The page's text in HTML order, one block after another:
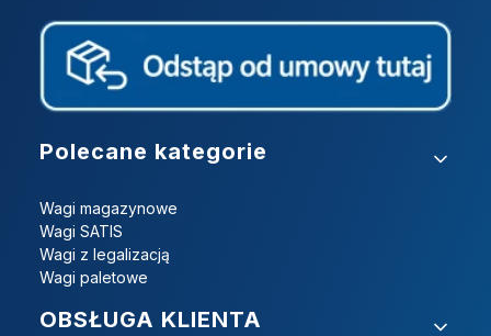
Linki w stopce
Polecane kategorie
Wagi magazynowe
Wagi SATIS
Wagi z legalizacją
Wagi paletowe
OBSŁUGA KLIENTA